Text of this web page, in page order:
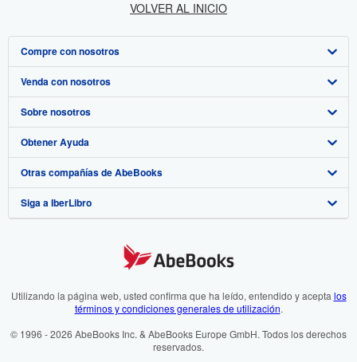
VOLVER AL INICIO
Compre con nosotros
Búsqueda avanzada
Colecciones
Mi cuenta
Mis pedidos
Ver carrito
Venda con nosotros
Comenzar a vender
Únase a nuestro programa de afiliados
Recomiende un vendedor
Sobre nosotros
Sobre IberLibro
Medios
Empleo
Preferencias de cookies
Aviso de cookies
Obtener Ayuda
Preguntas frecuentes y guías
Atención al Cliente
Otras compañías de AbeBooks
AbeBooks.com
AbeBooks.fr
Siga a IberLibro
Utilizando la página web, usted confirma que ha leído, entendido y acepta los
términos y condiciones generales de utilización.
© 1996 - 2026 AbeBooks Inc. & AbeBooks Europe GmbH. Todos los derechos
reservados.